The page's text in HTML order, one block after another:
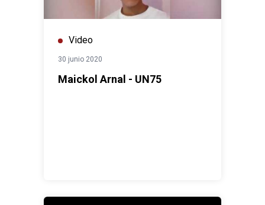
Video
30 junio 2020
Maickol Arnal - UN75